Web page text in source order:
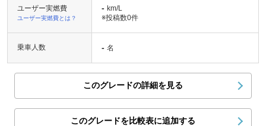
ユーザー実燃費
ユーザー実燃費とは？
- km/L
※投稿数0件
乗車人数 - 名
このグレードの詳細を見る
このグレードを比較表に追加する